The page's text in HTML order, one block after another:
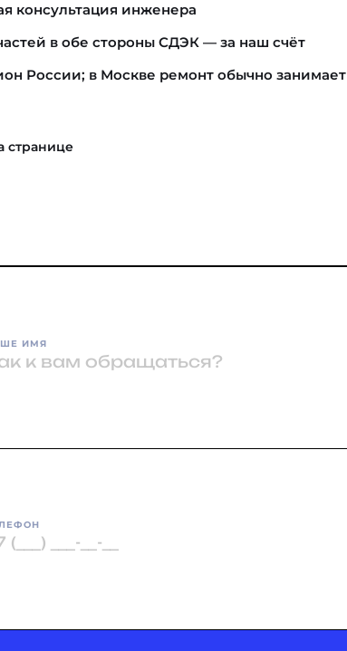
консультация инженера
в обе стороны СДЭК — за наш счёт
России; в Москве ремонт обычно
странице
ИМЯ